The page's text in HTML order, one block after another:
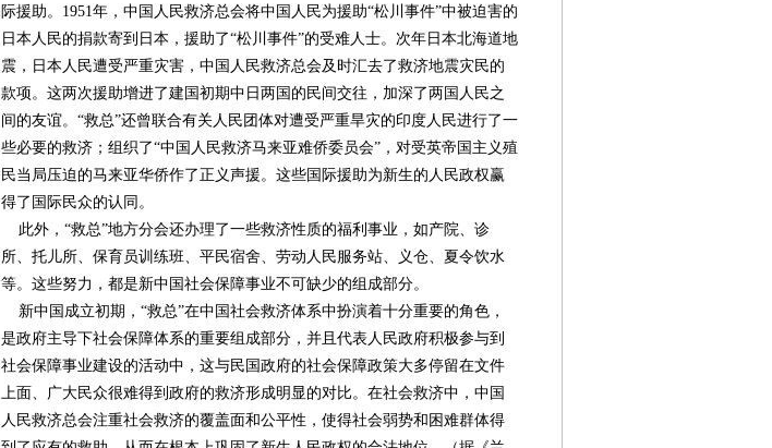
际援助。1951年，中国人民救济总会将中国人民为援助“松川事件”中被迫害的
日本人民的捐款寄到日本，援助了“松川事件”的受难人士。次年日本北海道地
震，日本人民遭受严重灾害，中国人民救济总会及时汇去了救济地震灾民的
款项。这两次援助增进了建国初期中日两国的民间交往，加深了两国人民之
间的友谊。“救总”还曾联合有关人民团体对遭受严重旱灾的印度人民进行了一
些必要的救济；组织了“中国人民救济马来亚难侨委员会”，对受英帝国主义殖
民当局压迫的马来亚华侨作了正义声援。这些国际援助为新生的人民政权赢
得了国际民众的认同。
此外，“救总”地方分会还办理了一些救济性质的福利事业，如产院、诊
所、托儿所、保育员训练班、平民宿舍、劳动人民服务站、义仓、夏令饮水
等。这些努力，都是新中国社会保障事业不可缺少的组成部分。
新中国成立初期，“救总”在中国社会救济体系中扮演着十分重要的角色，
是政府主导下社会保障体系的重要组成部分，并且代表人民政府积极参与到
社会保障事业建设的活动中，这与民国政府的社会保障政策大多停留在文件
上面、广大民众很难得到政府的救济形成明显的对比。在社会救济中，中国
人民救济总会注重社会救济的覆盖面和公平性，使得社会弱势和困难群体得